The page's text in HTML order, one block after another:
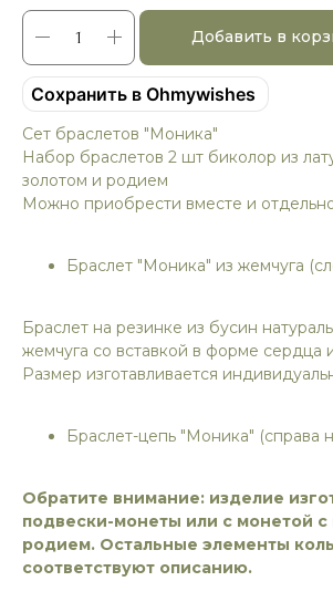
Добавить в
Сохранить в Ohmywishes
Сет браслетов "Моника"
Набор браслетов 2 шт биколор из
золотом и родием
Можно приобрести вместе и
Браслет "Моника" из жемчуга
Браслет на резинке из бусин
жемчуга со вставкой в форме сердца
Размер изготавливается
Браслет-цепь "Моника" (справа
Обратите внимание: изделие
подвески-монеты или с монетой
родием. Остальные элементы
соответствуют описанию.